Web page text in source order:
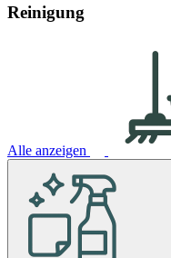
Reinigung
Alle anzeigen